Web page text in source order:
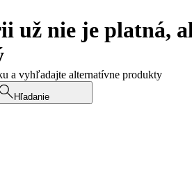
už nie je platná,
a vyhľadajte alternatívne produkty
Hľadanie